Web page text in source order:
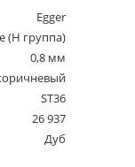
Egger
(Н группа)
0,8 мм
ST36
26 937
Дуб